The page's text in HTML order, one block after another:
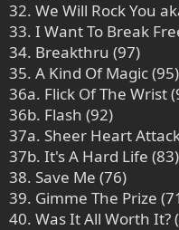
32. We Will Rock You
33. I Want To Break
34. Breakthru (97)
35. A Kind Of Magic (95)
36a. Flick Of The Wrist
36b. Flash (92)
37a. Sheer Heart
37b. It's A Hard Life (83)
38. Save Me (76)
39. Gimme The Prize
40. Was It All Worth It?